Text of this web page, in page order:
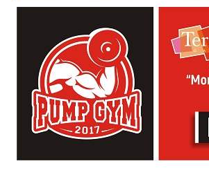
които свират на китара, да се
от професионалното им ниво.
– то не е концерт, а споделено
всеки участва по свой начин. Няма
официална програма, няма
изпълнители и разделение между
артисти. Всеки е добре дошъл да
просто да преживее звездопад,
падащи звезди и желания.